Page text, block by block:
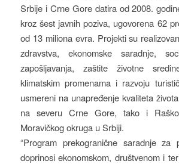
Srbije i Crne Gore datira od 2008.
kroz šest javnih poziva, ugovorena 62
od 13 miliona evra. Projekti su
zdravstva, ekonomske saradnje,
zapošljavanja, zaštite životne
klimatskim promenama i razvoju
usmereni na unapređenje kvaliteta
na severu Crne Gore, tako i
Moravičkog okruga u Srbiji.
“Program prekogranične saradnje za
doprinosi ekonomskom, društvenom i